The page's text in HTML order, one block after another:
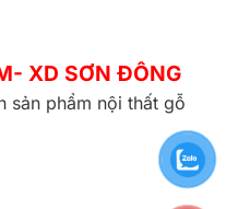
XD SƠN ĐÔNG
sản phẩm nội thất gỗ